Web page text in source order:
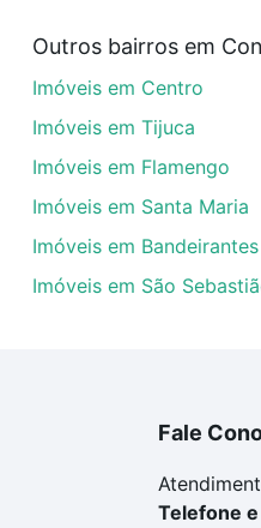
com 2 quartos à venda
adequar ao seu
e conte com a gente
Outros bairros em
Imóveis em Centro
Imóveis em Tijuca
Imóveis em Flamengo
Imóveis em Santa Maria
Imóveis em Bandeirantes
Imóveis em São
Fale
Telefone